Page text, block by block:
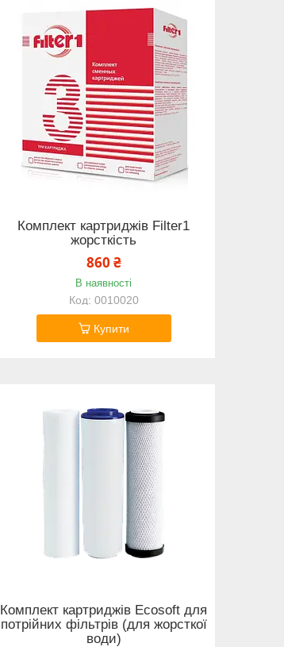
Комплект картриджів Filter1
жорсткість
860 ₴
В наявності
0010020
Купити
Комплект картриджів Ecosoft для
потрійних фільтрів (для жорсткої
води)